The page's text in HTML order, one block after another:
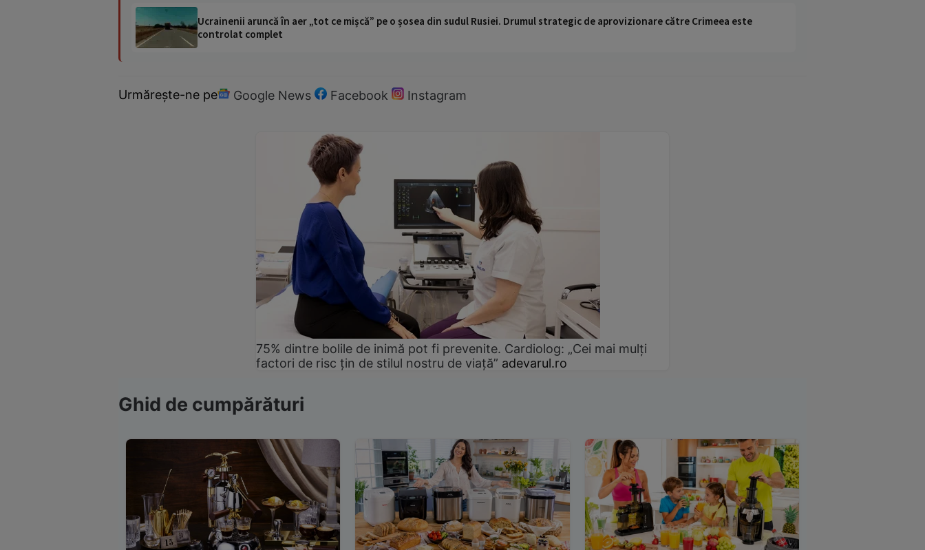
Ucrainenii aruncă în aer „tot ce mișcă” pe o șosea din sudul Rusiei. Drumul strategic de aprovizionare către Crimeea este
controlat complet
Urmărește-ne pe Google News Facebook Instagram
75% dintre bolile de inimă pot fi prevenite. Cardiolog: „Cei mai mulți
factori de risc țin de stilul nostru de viață” adevarul.ro
Ghid de cumpărături